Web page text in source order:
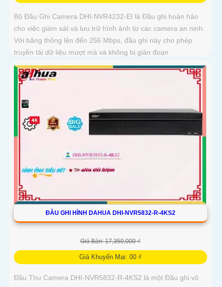
Bộ Đầu Ghi Camera DHI-NVR4232-EI là Đầu ghi hoàn hảo
cho việc giám sát và lưu trữ hình ảnh từ các camera an ninh.
Với băng thông lên đến 256 Mbps, đầu ghi này cho phép
truyền tải dữ liệu mượt mà và không bị gián đoạn
ĐẦU GHI HÌNH DAHUA DHI-NVR5832-R-4KS2
Giá Bán: 17,350,000 ₫
Giá Khuyến Mại: 00 ₫
Đầu Thu Camera DHI-NVR5832-R-4KS2 là một Đầu ghi vô